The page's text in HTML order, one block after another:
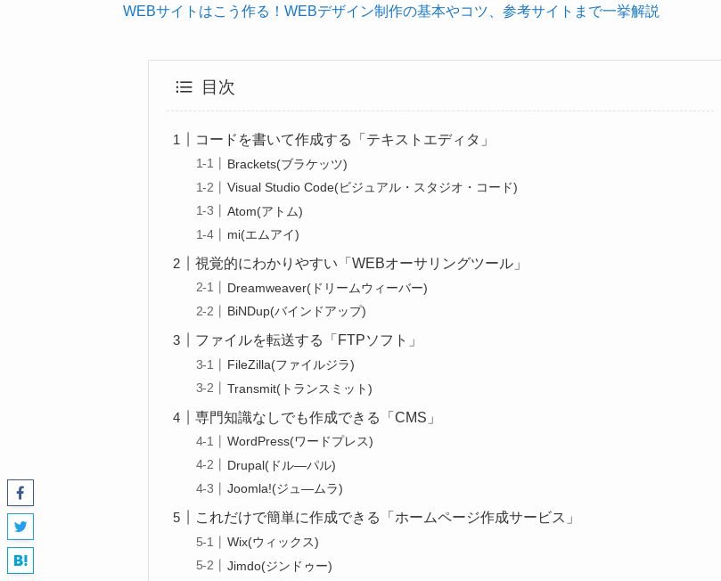
WEBサイトはこう作る！WEBデザイン制作の基本やコツ、参考サイトまで一挙解説
目次
コードを書いて作成する「テキストエディタ」
Brackets(ブラケッツ)
Visual Studio Code(ビジュアル・スタジオ・コード)
Atom(アトム)
mi(エムアイ)
視覚的にわかりやすい「WEBオーサリングツール」
Dreamweaver(ドリームウィーバー)
BiNDup(バインドアップ)
ファイルを転送する「FTPソフト」
FileZilla(ファイルジラ)
Transmit(トランスミット)
専門知識なしでも作成できる「CMS」
WordPress(ワードプレス)
Drupal(ドル―パル)
Joomla!(ジュ―ムラ)
これだけで簡単に作成できる「ホームページ作成サービス」
Wix(ウィックス)
Jimdo(ジンドゥー)